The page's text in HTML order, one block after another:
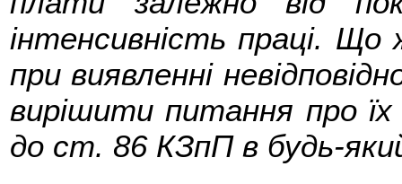
інтенсивність праці.
при виявленні
вирішити питання про їх
до ст. 86 КЗпП в будь-